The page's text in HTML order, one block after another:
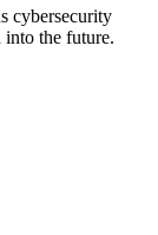
cybersecurity
the future.